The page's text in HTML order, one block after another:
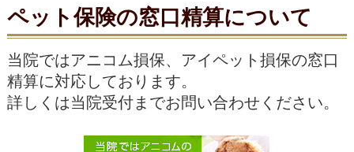
３日は臨時休診です。
今月の土曜診療は７日です。
９時～１１時３０分
診療は予約制ではありません。
ペクトラ』、錠剤では『クレデリオプラス』
をご用意しています。どちらも
ビーフフレーバーで簡単に飲んでくれること
が多いです。最近ではこのタイプを一年中、
月一回される方も増えてきています。食べ物
アレルギーのある場合は獣医師にご相談くだ
ペット保険の窓口精算について
当院ではアニコム損保、アイペット損保の窓口
精算に対応しております。
詳しくは当院受付までお問い合わせください。